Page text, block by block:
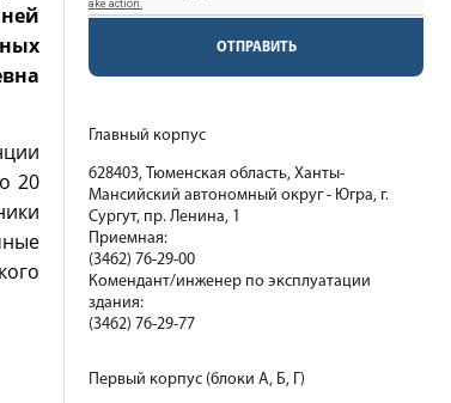
20
ОТПРАВИТЬ
Главный корпус
628403, Тюменская область, Ханты-
Мансийский автономный округ - Югра, г.
Сургут, пр. Ленина, 1
Приемная:
(3462) 76-29-00
Комендант/инженер по эксплуатации
здания:
(3462) 76-29-77
Первый корпус (блоки А, Б, Г)